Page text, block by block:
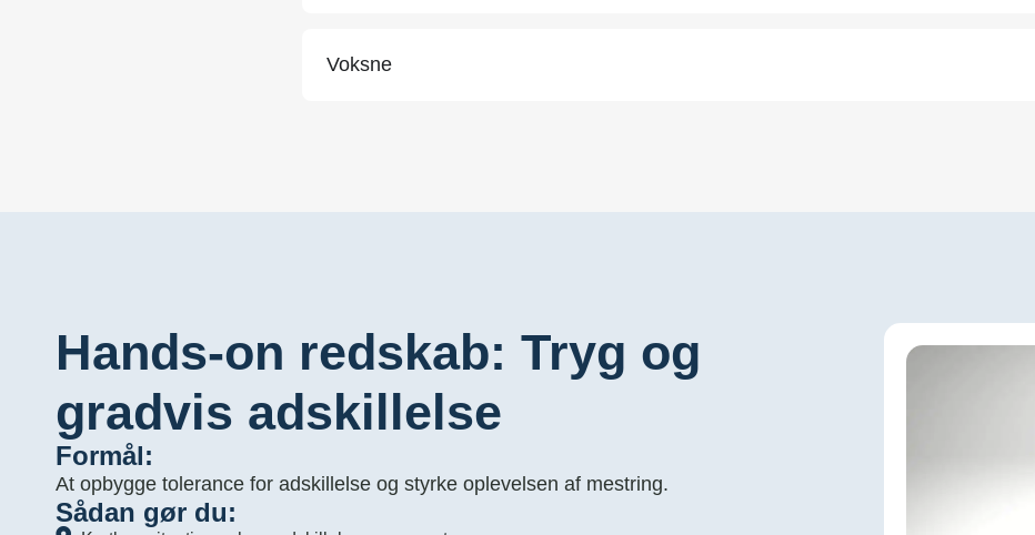
Voksne
Hands-on redskab: Tryg og
gradvis adskillelse
Formål:
At opbygge tolerance for adskillelse og styrke oplevelsen af mestring.
Sådan gør du: